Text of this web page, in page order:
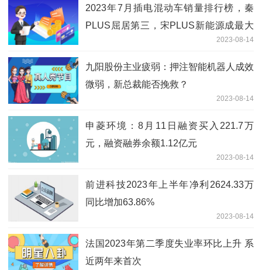
2023年7月插电混动车销量排行榜，秦
PLUS屈居第三，宋PLUS新能源成最大
2023-08-14
九阳股份主业疲弱：押注智能机器人成效
微弱，新总裁能否挽救？
2023-08-14
申菱环境：8月11日融资买入221.7万
元，融资融券余额1.12亿元
2023-08-14
前进科技2023年上半年净利2624.33万
同比增加63.86%
2023-08-14
法国2023年第二季度失业率环比上升 系
近两年来首次